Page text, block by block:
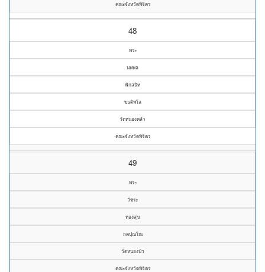
คณะจังหวัดพิจิตร
48
พระ
นพพล
ฟักสนิท
ขนฺติพโล
วัดหนองคล้า
คณะจังหวัดพิจิตร
49
พระ
วัชระ
ทองสุข
กตปุณโณ
วัดหนองบัว
คณะจังหวัดพิจิตร